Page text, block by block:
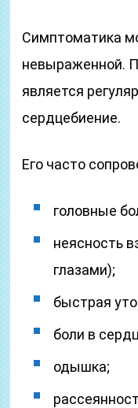
Симптоматика
невыраженной.
является
сердцебиение.
Его часто
головные
неясность
глазами);
быстрая
боли в
одышка;